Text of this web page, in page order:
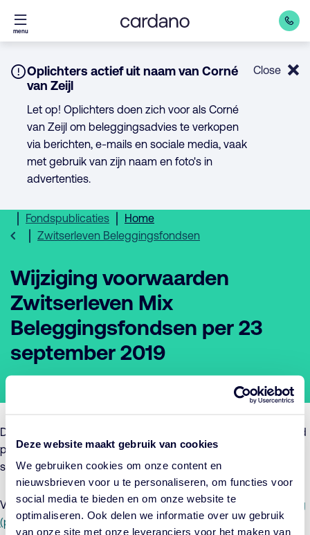
Deze website maakt gebruik van cookies
We gebruiken cookies om onze content en
nieuwsbrieven voor u te personaliseren, om functies voor
social media te bieden en om onze website te
optimaliseren. Ook delen we informatie over uw gebruik
van onze site met onze leveranciers voor het maken van
Direct
naar
menu
Notice:
Oplichters actief uit naam van Corné
van Zeijl
Let op! Oplichters doen zich voor als Corné
van Zeijl om beleggingsadvies te verkopen
via berichten, e-mails en sociale media, vaak
met gebruik van zijn naam en foto's in
advertenties.
Close
Home
Fondspublicaties
Zwitserleven Beleggingsfondsen
Wijziging voorwaarden
Zwitserleven Mix
Beleggingsfondsen per 23
september 2019
Fondspublicatie | Zwitserleven Mix Beleggingsfondsen
De wijziging betreft een aanpassing van het beleggingsbeleid
per 23 september 2019 van Zwitserleven Selectie Fonds, een
sub-fonds van Zwitserleven Mix Beleggingsfondsen.
Voor meer informatie verwijzen wij u graag naar de
Toelichting
(pdf)en hetAddendum (pdf)